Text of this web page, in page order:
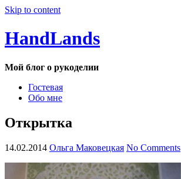
Skip to content
HandLands
Мой блог о рукоделии
Гостевая
Обо мне
Открытка
14.02.2014 Ольга Маковецкая No Comments